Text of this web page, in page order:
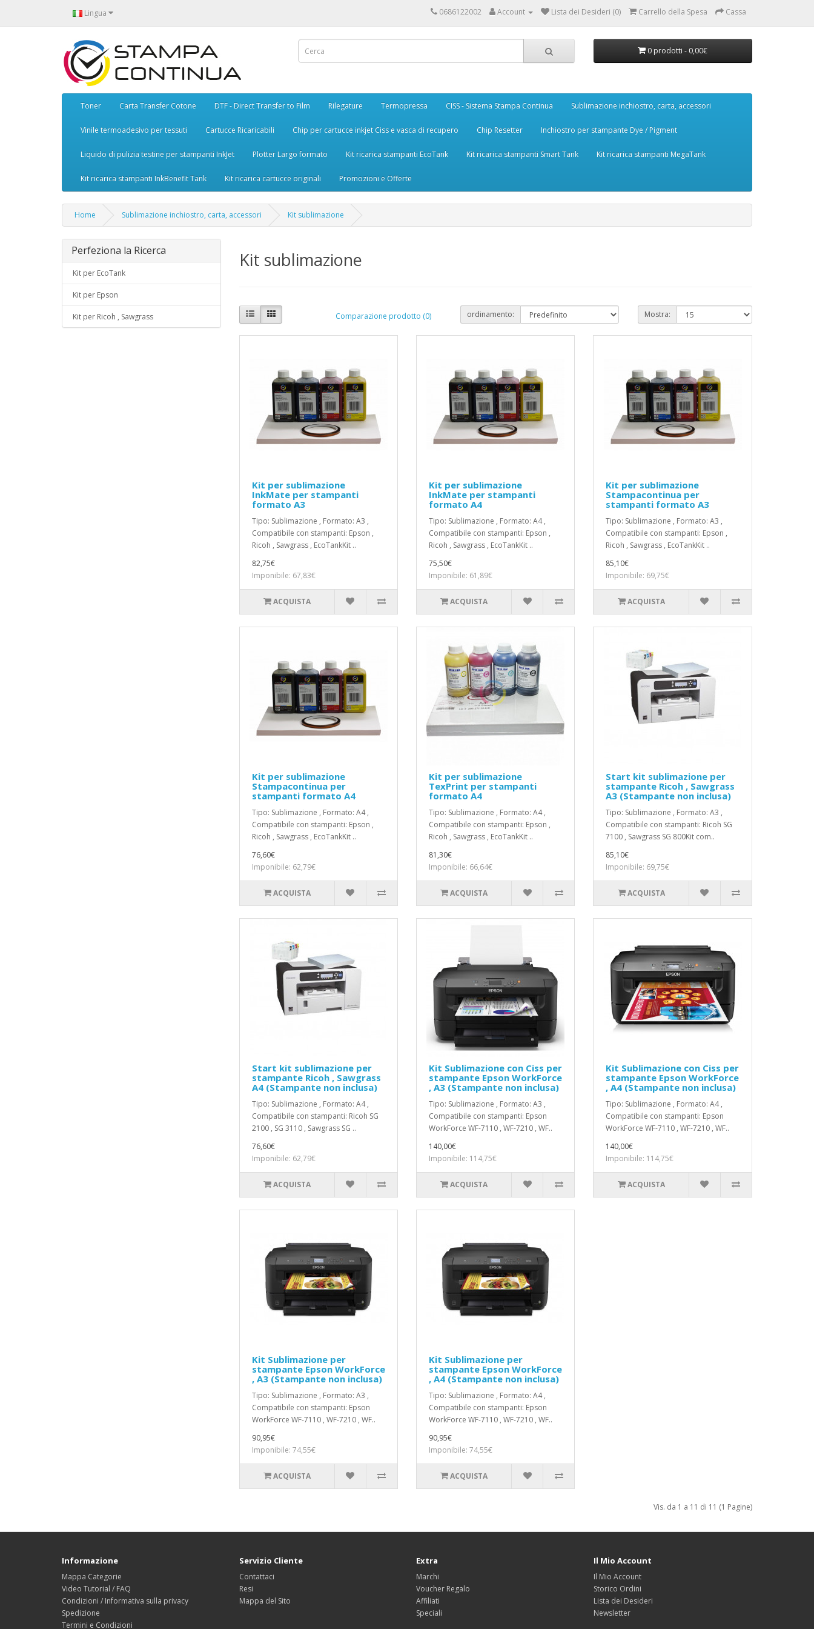
Lingua 0686122002 Account Lista dei Desideri (0) Carrello della Spesa Cassa
0 prodotti - 0,00€
Toner Carta Transfer Cotone DTF - Direct Transfer to Film Rilegature Termopressa CISS - Sistema Stampa Continua Sublimazione inchiostro, carta, accessori
Vinile termoadesivo per tessuti Cartucce Ricaricabili Chip per cartucce inkjet Ciss e vasca di recupero Chip Resetter Inchiostro per stampante Dye / Pigment
Liquido di pulizia testine per stampanti InkJet Plotter Largo formato Kit ricarica stampanti EcoTank Kit ricarica stampanti Smart Tank Kit ricarica stampanti MegaTank
Kit ricarica stampanti InkBenefit Tank Kit ricarica cartucce originali Promozioni e Offerte
Home Sublimazione inchiostro, carta, accessori Kit sublimazione
Perfeziona la Ricerca
Kit per EcoTank
Kit per Epson
Kit per Ricoh , Sawgrass
Kit sublimazione
Comparazione prodotto (0) ordinamento: Mostra:
Kit per sublimazione
InkMate per stampanti
formato A3
Tipo: Sublimazione , Formato: A3 ,
Compatibile con stampanti: Epson ,
Ricoh , Sawgrass , EcoTankKit ..
82,75€
Imponibile: 67,83€
ACQUISTA
Kit per sublimazione
InkMate per stampanti
formato A4
Tipo: Sublimazione , Formato: A4 ,
Compatibile con stampanti: Epson ,
Ricoh , Sawgrass , EcoTankKit ..
75,50€
Imponibile: 61,89€
ACQUISTA
Kit per sublimazione
Stampacontinua per
stampanti formato A3
Tipo: Sublimazione , Formato: A3 ,
Compatibile con stampanti: Epson ,
Ricoh , Sawgrass , EcoTankKit ..
85,10€
Imponibile: 69,75€
ACQUISTA
Kit per sublimazione
Stampacontinua per
stampanti formato A4
Tipo: Sublimazione , Formato: A4 ,
Compatibile con stampanti: Epson ,
Ricoh , Sawgrass , EcoTankKit ..
76,60€
Imponibile: 62,79€
ACQUISTA
Kit per sublimazione
TexPrint per stampanti
formato A4
Tipo: Sublimazione , Formato: A4 ,
Compatibile con stampanti: Epson ,
Ricoh , Sawgrass , EcoTankKit ..
81,30€
Imponibile: 66,64€
ACQUISTA
Start kit sublimazione per
stampante Ricoh , Sawgrass
A3 (Stampante non inclusa)
Tipo: Sublimazione , Formato: A3 ,
Compatibile con stampanti: Ricoh SG
7100 , Sawgrass SG 800Kit com..
85,10€
Imponibile: 69,75€
ACQUISTA
Start kit sublimazione per
stampante Ricoh , Sawgrass
A4 (Stampante non inclusa)
Tipo: Sublimazione , Formato: A4 ,
Compatibile con stampanti: Ricoh SG
2100 , SG 3110 , Sawgrass SG ..
76,60€
Imponibile: 62,79€
ACQUISTA
Kit Sublimazione con Ciss per
stampante Epson WorkForce
, A3 (Stampante non inclusa)
Tipo: Sublimazione , Formato: A3 ,
Compatibile con stampanti: Epson
WorkForce WF-7110 , WF‑7210 , WF..
140,00€
Imponibile: 114,75€
ACQUISTA
Kit Sublimazione con Ciss per
stampante Epson WorkForce
, A4 (Stampante non inclusa)
Tipo: Sublimazione , Formato: A4 ,
Compatibile con stampanti: Epson
WorkForce WF-7110 , WF‑7210 , WF..
140,00€
Imponibile: 114,75€
ACQUISTA
Kit Sublimazione per
stampante Epson WorkForce
, A3 (Stampante non inclusa)
Tipo: Sublimazione , Formato: A3 ,
Compatibile con stampanti: Epson
WorkForce WF-7110 , WF‑7210 , WF..
90,95€
Imponibile: 74,55€
ACQUISTA
Kit Sublimazione per
stampante Epson WorkForce
, A4 (Stampante non inclusa)
Tipo: Sublimazione , Formato: A4 ,
Compatibile con stampanti: Epson
WorkForce WF-7110 , WF‑7210 , WF..
90,95€
Imponibile: 74,55€
ACQUISTA
Vis. da 1 a 11 di 11 (1 Pagine)
Informazione
Mappa Categorie
Video Tutorial / FAQ
Condizioni / Informativa sulla privacy
Spedizione
Termini e Condizioni
Servizio Cliente
Contattaci
Resi
Mappa del Sito
Extra
Marchi
Voucher Regalo
Affiliati
Speciali
Il Mio Account
Il Mio Account
Storico Ordini
Lista dei Desideri
Newsletter